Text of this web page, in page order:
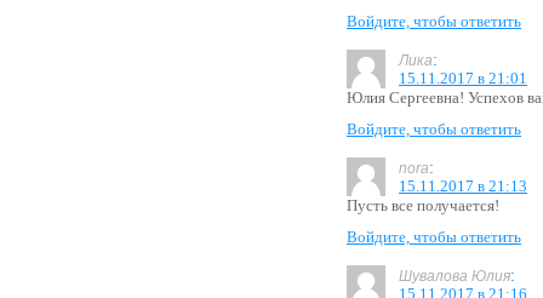
Войдите, чтобы ответить
Лика:
15.11.2017 в 21:01
Юлия Сергеевна! Успехов
Войдите, чтобы ответить
nora:
15.11.2017 в 21:13
Пусть все получается!
Войдите, чтобы ответить
Шувалова Юлия:
15.11.2017 в 21:16